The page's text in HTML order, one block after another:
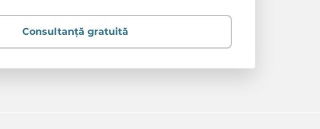
Consultanță gratuită